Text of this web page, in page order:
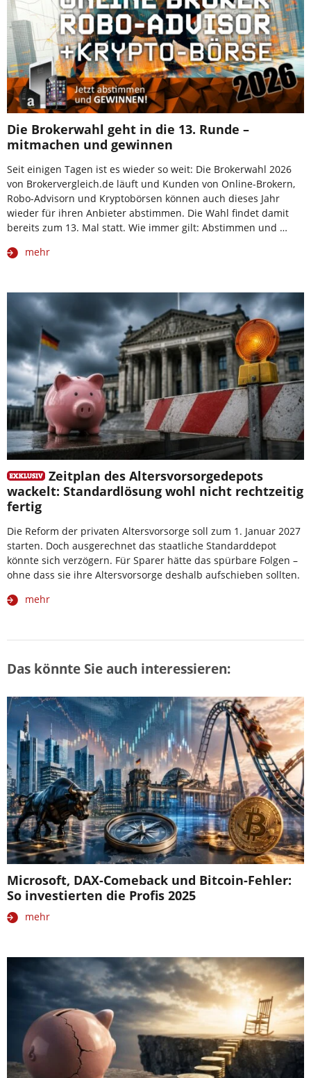
Die Brokerwahl geht in die 13. Runde –
mitmachen und gewinnen
Seit einigen Tagen ist es wieder so weit: Die Brokerwahl 2026
von Brokervergleich.de läuft und Kunden von Online-Brokern,
Robo-Advisorn und Kryptobörsen können auch dieses Jahr
wieder für ihren Anbieter abstimmen. Die Wahl findet damit
bereits zum 13. Mal statt. Wie immer gilt: Abstimmen und …
mehr
Zeitplan des Altersvorsorgedepots
wackelt: Standardlösung wohl nicht rechtzeitig
fertig
Die Reform der privaten Altersvorsorge soll zum 1. Januar 2027
starten. Doch ausgerechnet das staatliche Standarddepot
könnte sich verzögern. Für Sparer hätte das spürbare Folgen –
ohne dass sie ihre Altersvorsorge deshalb aufschieben sollten.
mehr
Das könnte Sie auch interessieren:
Microsoft, DAX-Comeback und Bitcoin-Fehler:
So investierten die Profis 2025
mehr